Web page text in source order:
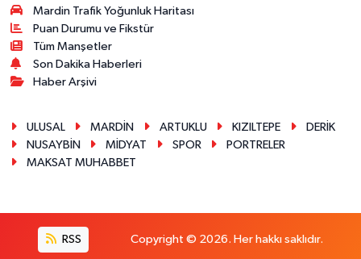
Mardin Trafik Yoğunluk Haritası
Puan Durumu ve Fikstür
Tüm Manşetler
Son Dakika Haberleri
Haber Arşivi
ULUSAL MARDİN ARTUKLU KIZILTEPE
DERİK
NUSAYBİN
MİDYAT SPOR
PORTRELER
MAKSAT MUHABBET
RSS Copyright © 2026. Her hakkı saklıdır.